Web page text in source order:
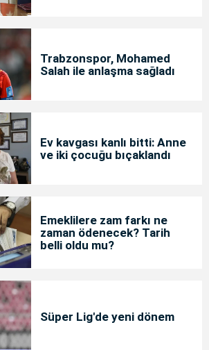
Trabzonspor, Mohamed
Salah ile anlaşma sağladı
Ev kavgası kanlı bitti: Anne
ve iki çocuğu bıçaklandı
Emeklilere zam farkı ne
zaman ödenecek? Tarih
belli oldu mu?
Süper Lig'de yeni dönem